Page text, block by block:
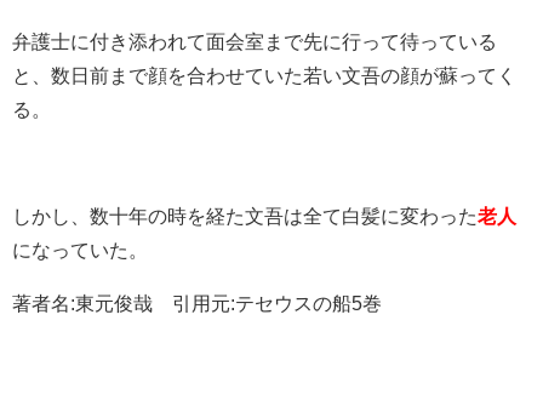
弁護士に付き添われて面会室まで先に行って待っている
と、数日前まで顔を合わせていた若い文吾の顔が蘇ってく
る。
しかし、数十年の時を経た文吾は全て白髪に変わった老人
になっていた。
著者名:東元俊哉 引用元:テセウスの船5巻